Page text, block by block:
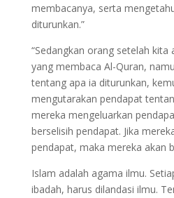
membacanya, serta
diturunkan.”
“Sedangkan orang setelah
yang membaca Al-Quran,
tentang apa ia diturunkan,
mengutarakan pendapat
mereka mengeluarkan
berselisih pendapat. Jika
pendapat, maka mereka akan
Islam adalah agama ilmu.
ibadah, harus dilandasi ilmu.